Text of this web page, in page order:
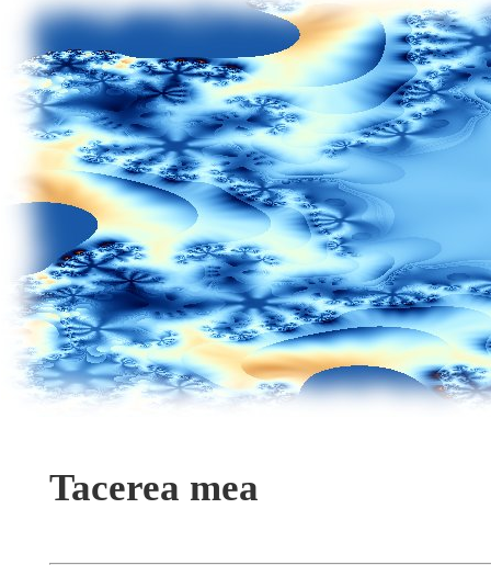
Tacerea mea